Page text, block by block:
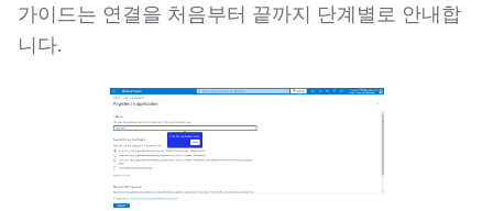
가이드는 연결을 처음부터 끝까지 단계별로 안내합
니다.